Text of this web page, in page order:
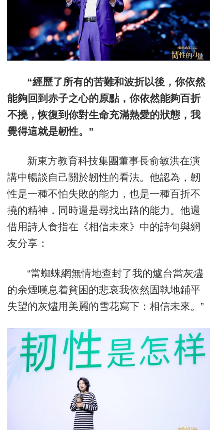
“經歷了所有的苦難和波折以後，你依然
能夠回到赤子之心的原點，你依然能夠百折
不撓，恢復到你對生命充滿熱愛的狀態，我
覺得這就是韌性。”
新東方教育科技集團董事長俞敏洪在演
講中暢談自己關於韌性的看法。他認為，韌
性是一種不怕失敗的能力，也是一種百折不
撓的精神，同時還是尋找出路的能力。他還
借用詩人食指在《相信未來》中的詩句與網
友分享：
“當蜘蛛網無情地查封了我的爐台當灰燼
的余煙嘆息着貧困的悲哀我依然固執地鋪平
失望的灰燼用美麗的雪花寫下：相信未來。”